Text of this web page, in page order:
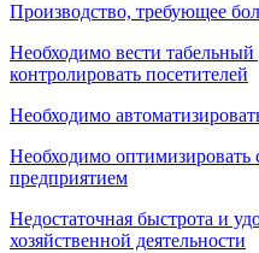
Производство, требующее
Необходимо вести
контролировать посетителей
Необходимо
Необходимо оптимизировать
предприятием
Недостаточная быстрота и
хозяйственной деятельности